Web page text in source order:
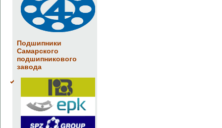
Подшипники
Самарского
подшипникового
завода